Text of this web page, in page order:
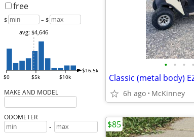
free
$ – $
$0 $5k $10k
$16.5k
avg: $4,646
MAKE AND MODEL
ODOMETER
-
• • • •
Classic (metal body)
6h ago McKinney
$85